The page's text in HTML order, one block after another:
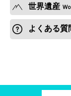
世界遺産
よくある質